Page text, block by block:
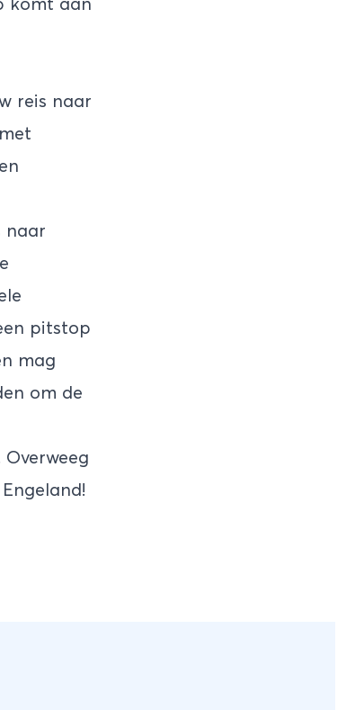
komt aan
reis naar
naar
pitstop
mag
om de